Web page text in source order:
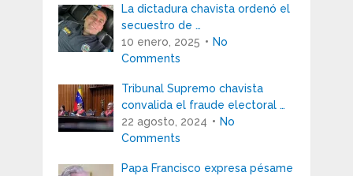
La dictadura chavista ordenó el
secuestro de …
10 enero, 2025
No
Comments
Tribunal Supremo chavista
convalida el fraude electoral …
22 agosto, 2024
No
Comments
Papa Francisco expresa pésame